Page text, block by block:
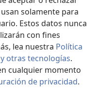
solamente para
Estos datos nunca
con fines
lea nuestra Política
y otras tecnologías.
cualquier momento
de privacidad.
Society of Pennsylvania.
NÍ|POLÍTICA DE PRIVACIDAD
PRIVACIDAD